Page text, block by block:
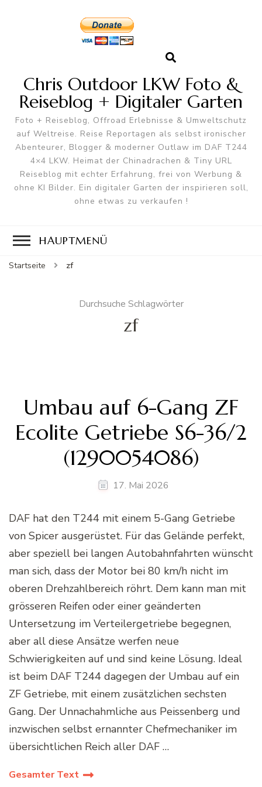
Chris Outdoor LKW Foto &
Reiseblog + Digitaler Garten
Foto + Reiseblog, Offroad Erlebnisse & Umweltschutz
auf Weltreise. Reise Reportagen als selbst ironischer
Abenteurer, Blogger & moderner Outlaw im DAF T244
4×4 LKW. Heimat der Chinadrachen & Tiny URL
Reiseblog mit echter Erfahrung, frei von Werbung &
ohne KI Bilder. Ein digitaler Garten der inspirieren soll,
ohne etwas zu verkaufen !
HAUPTMENÜ
Startseite zf
Durchsuche Schlagwörter
zf
Umbau auf 6-Gang ZF
Ecolite Getriebe S6-36/2
(1290054086)
17. Mai 2026
DAF hat den T244 mit einem 5-Gang Getriebe
von Spicer ausgerüstet. Für das Gelände perfekt,
aber speziell bei langen Autobahnfahrten wünscht
man sich, dass der Motor bei 80 km/h nicht im
oberen Drehzahlbereich röhrt. Dem kann man mit
grösseren Reifen oder einer geänderten
Untersetzung im Verteilergetriebe begegnen,
aber all diese Ansätze werfen neue
Schwierigkeiten auf und sind keine Lösung. Ideal
ist beim DAF T244 dagegen der Umbau auf ein
ZF Getriebe, mit einem zusätzlichen sechsten
Gang. Der Unnachahmliche aus Peissenberg und
inzwischen selbst ernannter Chefmechaniker im
übersichtlichen Reich aller DAF …
Gesamter Text